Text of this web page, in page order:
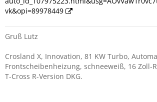
vk&opi=89978449
Gruß Lutz
Crosland X, Innovation, 81 KW Turbo,
Frontscheibenheizung, schneeweiß, 16 Zoll-
T-Cross R-Version DKG.